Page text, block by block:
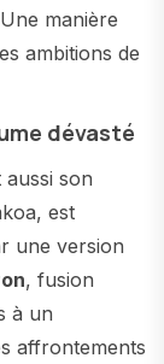
manière
ambitions de
dévasté
aussi son
est
une version
, fusion
à un
affrontements